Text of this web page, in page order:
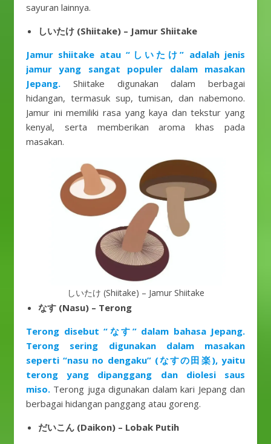
sayuran lainnya.
しいたけ (Shiitake) – Jamur Shiitake
Jamur shiitake atau “しいたけ” adalah jenis
jamur yang sangat populer dalam masakan
Jepang. Shiitake digunakan dalam berbagai
hidangan, termasuk sup, tumisan, dan nabemono.
Jamur ini memiliki rasa yang kaya dan tekstur yang
kenyal, serta memberikan aroma khas pada
masakan.
しいたけ (Shiitake) – Jamur Shiitake
なす (Nasu) – Terong
Terong disebut “なす” dalam bahasa Jepang.
Terong sering digunakan dalam masakan
seperti “nasu no dengaku” (なすの田楽), yaitu
terong yang dipanggang dan diolesi saus
miso. Terong juga digunakan dalam kari Jepang dan
berbagai hidangan panggang atau goreng.
だいこん (Daikon) – Lobak Putih